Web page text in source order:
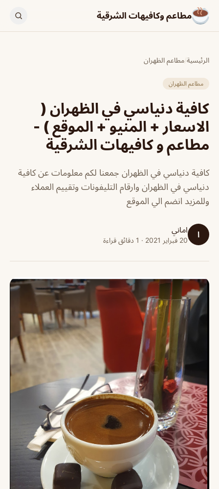
مطاعم وكافيهات الشرقية
الرئيسية/مطاعم الظهران
مطاعم الظهران
كافية دنياسي في الظهران (
الاسعار + المنيو + الموقع ) -
مطاعم و كافيهات الشرقية
كافية دنياسي في الظهران جمعنا لكم معلومات عن كافية
دنياسي في الظهران وارقام التليفونات وتقييم العملاء
وللمزيد انضم الي الموقع
ا اماني
20 فبراير 2021 · 1 دقائق قراءة